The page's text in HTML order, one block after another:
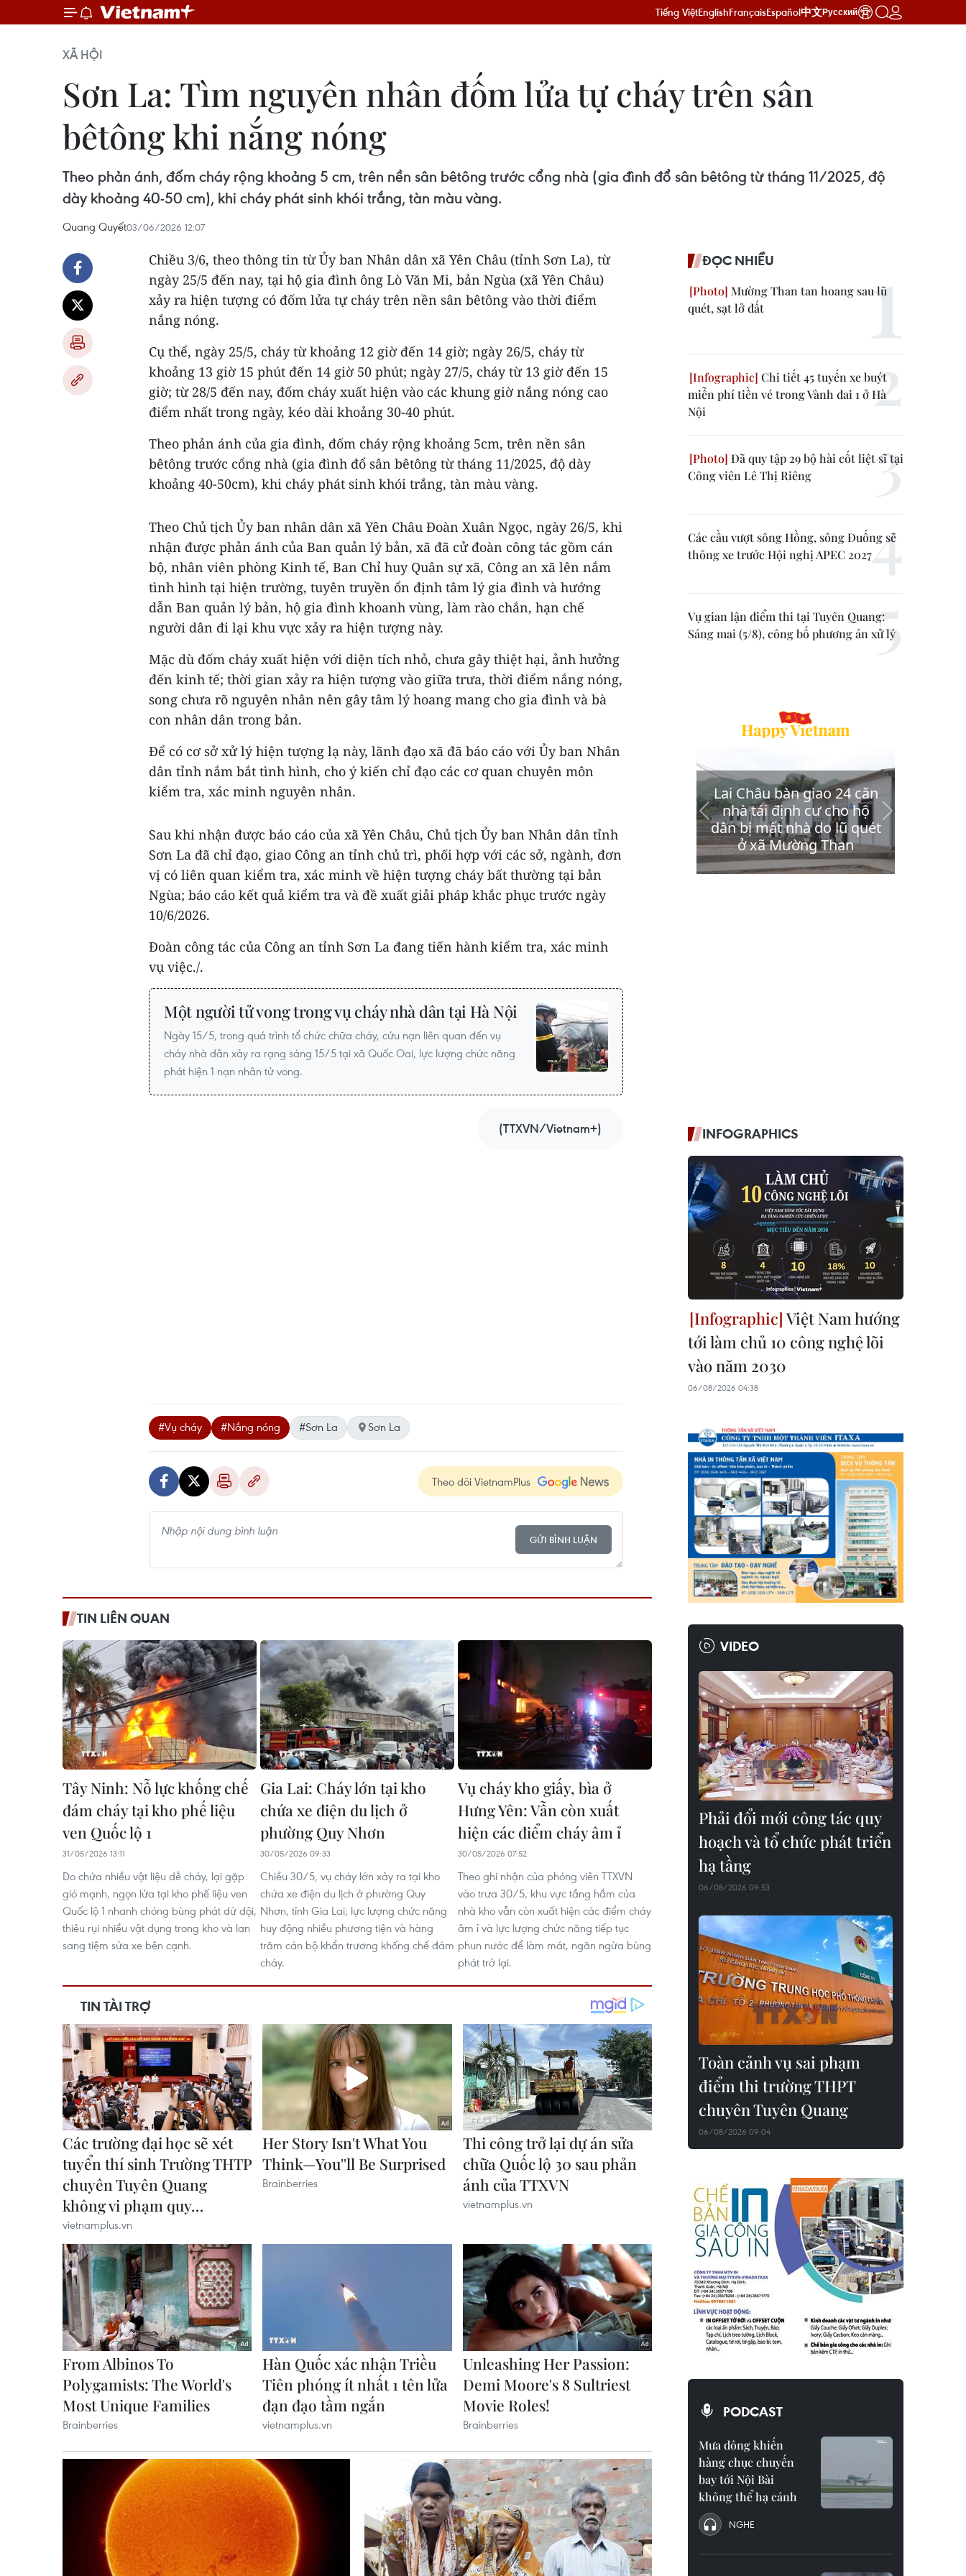
Tiếng ViệtEnglishFrançaisEspañol中文Русский
XÃ HỘI
Sơn La: Tìm nguyên nhân đốm lửa tự cháy trên sân
bêtông khi nắng nóng
Theo phản ánh, đốm cháy rộng khoảng 5 cm, trên nền sân bêtông trước cổng nhà (gia đình đổ sân bêtông từ tháng 11/2025, độ
dày khoảng 40-50 cm), khi cháy phát sinh khói trắng, tàn màu vàng.
Quang Quyết03/06/2026 12:07
Chiều 3/6, theo thông tin từ Ủy ban Nhân dân xã Yên Châu (tỉnh Sơn La), từ
ngày 25/5 đến nay, tại hộ gia đình ông Lò Văn Mi, bản Ngùa (xã Yên Châu)
xảy ra hiện tượng có đốm lửa tự cháy trên nền sân bêtông vào thời điểm
nắng nóng.
Cụ thể, ngày 25/5, cháy từ khoảng 12 giờ đến 14 giờ; ngày 26/5, cháy từ
khoảng 13 giờ 15 phút đến 14 giờ 50 phút; ngày 27/5, cháy từ 13 giờ đến 15
giờ; từ 28/5 đến nay, đốm cháy xuất hiện vào các khung giờ nắng nóng cao
điểm nhất trong ngày, kéo dài khoảng 30-40 phút.
Theo phản ánh của gia đình, đốm cháy rộng khoảng 5cm, trên nền sân
bêtông trước cổng nhà (gia đình đổ sân bêtông từ tháng 11/2025, độ dày
khoảng 40-50cm), khi cháy phát sinh khói trắng, tàn màu vàng.
Theo Chủ tịch Ủy ban nhân dân xã Yên Châu Đoàn Xuân Ngọc, ngày 26/5, khi
nhận được phản ánh của Ban quản lý bản, xã đã cử đoàn công tác gồm cán
bộ, nhân viên phòng Kinh tế, Ban Chỉ huy Quân sự xã, Công an xã lên nắm
tình hình tại hiện trường, tuyên truyền ổn định tâm lý gia đình và hướng
dẫn Ban quản lý bản, hộ gia đình khoanh vùng, làm rào chắn, hạn chế
người dân đi lại khu vực xảy ra hiện tượng này.
Mặc dù đốm cháy xuất hiện với diện tích nhỏ, chưa gây thiệt hại, ảnh hưởng
đến kinh tế; thời gian xảy ra hiện tượng vào giữa trưa, thời điểm nắng nóng,
song chưa rõ nguyên nhân nên gây tâm lý hoang mang cho gia đình và bà
con nhân dân trong bản.
Để có cơ sở xử lý hiện tượng lạ này, lãnh đạo xã đã báo cáo với Ủy ban Nhân
dân tỉnh nắm bắt tình hình, cho ý kiến chỉ đạo các cơ quan chuyên môn
kiểm tra, xác minh nguyên nhân.
Sau khi nhận được báo cáo của xã Yên Châu, Chủ tịch Ủy ban Nhân dân tỉnh
Sơn La đã chỉ đạo, giao Công an tỉnh chủ trì, phối hợp với các sở, ngành, đơn
vị có liên quan kiểm tra, xác minh về hiện tượng cháy bất thường tại bản
Ngùa; báo cáo kết quả kiểm tra và đề xuất giải pháp khắc phục trước ngày
10/6/2026.
Đoàn công tác của Công an tỉnh Sơn La đang tiến hành kiểm tra, xác minh
vụ việc./.
Một người tử vong trong vụ cháy nhà dân tại Hà Nội
Ngày 15/5, trong quá trình tổ chức chữa cháy, cứu nạn liên quan đến vụ
cháy nhà dân xảy ra rạng sáng 15/5 tại xã Quốc Oai, lực lượng chức năng
phát hiện 1 nạn nhân tử vong.
(TTXVN/Vietnam+)
#Vụ cháy #Nắng nóng #Sơn La Sơn La
Theo dõi VietnamPlus
GỬI BÌNH LUẬN
TIN LIÊN QUAN
Tây Ninh: Nỗ lực khống chế
đám cháy tại kho phế liệu
ven Quốc lộ 1
31/05/2026 13:11
Do chứa nhiều vật liệu dễ cháy, lại gặp
gió mạnh, ngọn lửa tại kho phế liệu ven
Quốc lộ 1 nhanh chóng bùng phát dữ dội,
thiêu rụi nhiều vật dụng trong kho và lan
sang tiệm sửa xe bên cạnh.
Gia Lai: Cháy lớn tại kho
chứa xe điện du lịch ở
phường Quy Nhơn
30/05/2026 09:33
Chiều 30/5, vụ cháy lớn xảy ra tại kho
chứa xe điện du lịch ở phường Quy
Nhơn, tỉnh Gia Lai; lực lượng chức năng
huy động nhiều phương tiện và hàng
trăm cán bộ khẩn trương khống chế đám
cháy.
Vụ cháy kho giấy, bìa ở
Hưng Yên: Vẫn còn xuất
hiện các điểm cháy âm ỉ
30/05/2026 07:52
Theo ghi nhận của phóng viên TTXVN
vào trưa 30/5, khu vực tầng hầm của
nhà kho vẫn còn xuất hiện các điểm cháy
âm ỉ và lực lượng chức năng tiếp tục
phun nước để làm mát, ngăn ngừa bùng
phát trở lại.
ĐỌC NHIỀU
Mường Than tan hoang sau lũ
quét, sạt lở đất
Chi tiết 45 tuyến xe buýt
miễn phí tiền vé trong Vành đai 1 ở Hà
Nội
Đã quy tập 29 bộ hài cốt liệt sĩ tại
Công viên Lê Thị Riêng
Các cầu vượt sông Hồng, sông Đuống sẽ
thông xe trước Hội nghị APEC 2027
Vụ gian lận điểm thi tại Tuyên Quang:
Sáng mai (5/8), công bố phương án xử lý
INFOGRAPHICS
Việt Nam hướng
tới làm chủ 10 công nghệ lõi
vào năm 2030
06/08/2026 04:38
VIDEO
Phải đổi mới công tác quy
hoạch và tổ chức phát triển
hạ tầng
06/08/2026 09:53
Toàn cảnh vụ sai phạm
điểm thi trường THPT
chuyên Tuyên Quang
06/08/2026 09:04
PODCAST
Mưa dông khiến
hàng chục chuyến
bay tới Nội Bài
không thể hạ cánh
NGHE